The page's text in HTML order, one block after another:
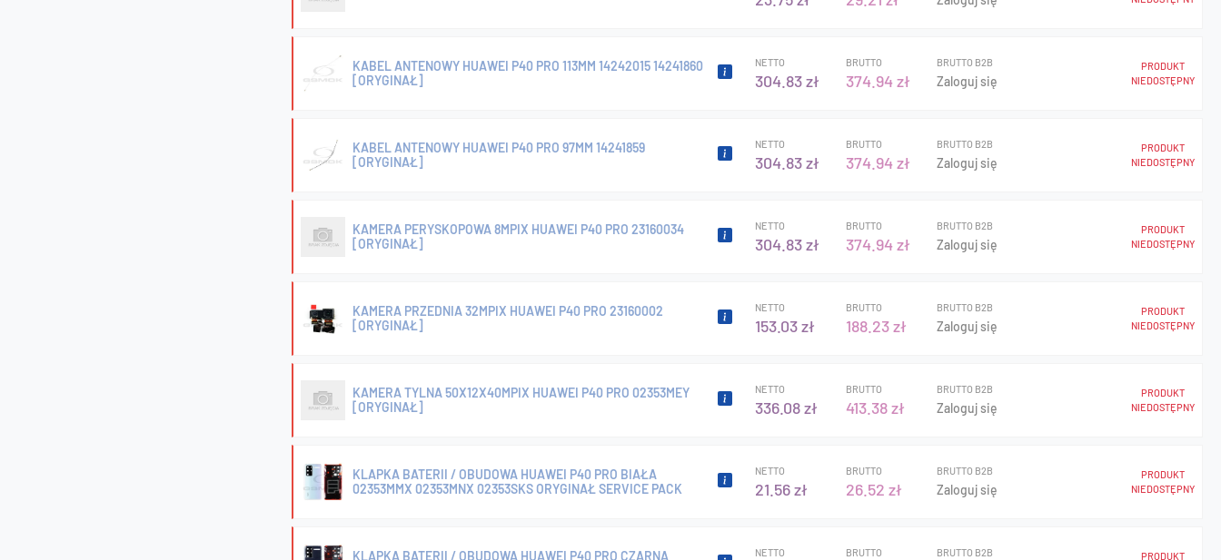
KABEL ANTENOWY HUAWEI P40 PRO 113MM 14242015 14241860
[ORYGINAŁ]
NETTO
304.83 zł
BRUTTO
374.94 zł
BRUTTO B2B
Zaloguj się
PRODUKT
NIEDOSTĘPNY
KABEL ANTENOWY HUAWEI P40 PRO 97MM 14241859
[ORYGINAŁ]
NETTO
304.83 zł
BRUTTO
374.94 zł
BRUTTO B2B
Zaloguj się
PRODUKT
NIEDOSTĘPNY
KAMERA PERYSKOPOWA 8MPIX HUAWEI P40 PRO 23160034
[ORYGINAŁ]
NETTO
304.83 zł
BRUTTO
374.94 zł
BRUTTO B2B
Zaloguj się
PRODUKT
NIEDOSTĘPNY
KAMERA PRZEDNIA 32MPIX HUAWEI P40 PRO 23160002
[ORYGINAŁ]
NETTO
153.03 zł
BRUTTO
188.23 zł
BRUTTO B2B
Zaloguj się
PRODUKT
NIEDOSTĘPNY
KAMERA TYLNA 50X12X40MPIX HUAWEI P40 PRO 02353MEY
[ORYGINAŁ]
NETTO
336.08 zł
BRUTTO
413.38 zł
BRUTTO B2B
Zaloguj się
PRODUKT
NIEDOSTĘPNY
KLAPKA BATERII / OBUDOWA HUAWEI P40 PRO BIAŁA
02353MMX 02353MNX 02353SKS ORYGINAŁ SERVICE PACK
NETTO
21.56 zł
BRUTTO
26.52 zł
BRUTTO B2B
Zaloguj się
PRODUKT
NIEDOSTĘPNY
KLAPKA BATERII / OBUDOWA HUAWEI P40 PRO CZARNA
NETTO BRUTTO BRUTTO B2B
PRODUKT